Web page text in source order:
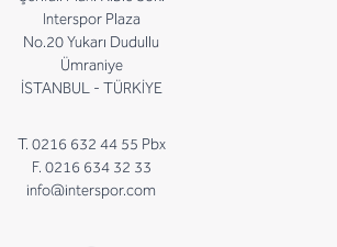
Interspor Plaza
No.20 Yukarı Dudullu
Ümraniye
İSTANBUL - TÜRKİYE
T. 0216 632 44 55 Pbx
F. 0216 634 32 33
info@interspor.com